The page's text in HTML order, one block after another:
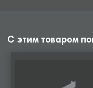
С этим товаром